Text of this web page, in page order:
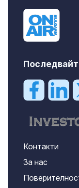
Контакти
За нас